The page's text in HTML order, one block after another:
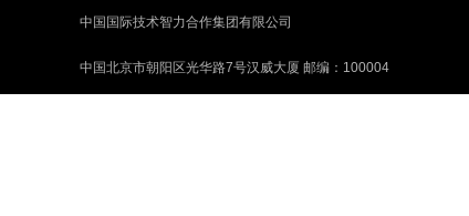
中国国际技术智力合作集团有限公司
中国北京市朝阳区光华路7号汉威大厦 邮编：100004